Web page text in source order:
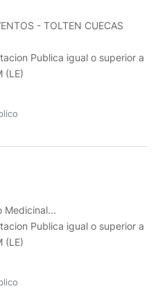
- TOLTEN CUECAS
Publica igual o superior a
(LE)
Medicinal...
Publica igual o superior a
(LE)